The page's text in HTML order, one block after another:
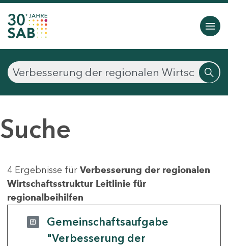
Suche
4 Ergebnisse für Verbesserung der regionalen
Wirtschaftsstruktur Leitlinie für
regionalbeihilfen
Gemeinschaftsaufgabe
"Verbesserung der